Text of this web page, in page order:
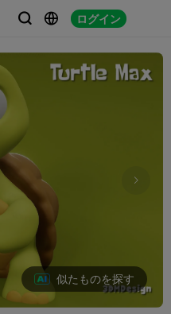
  ログイン
 
似たものを探す